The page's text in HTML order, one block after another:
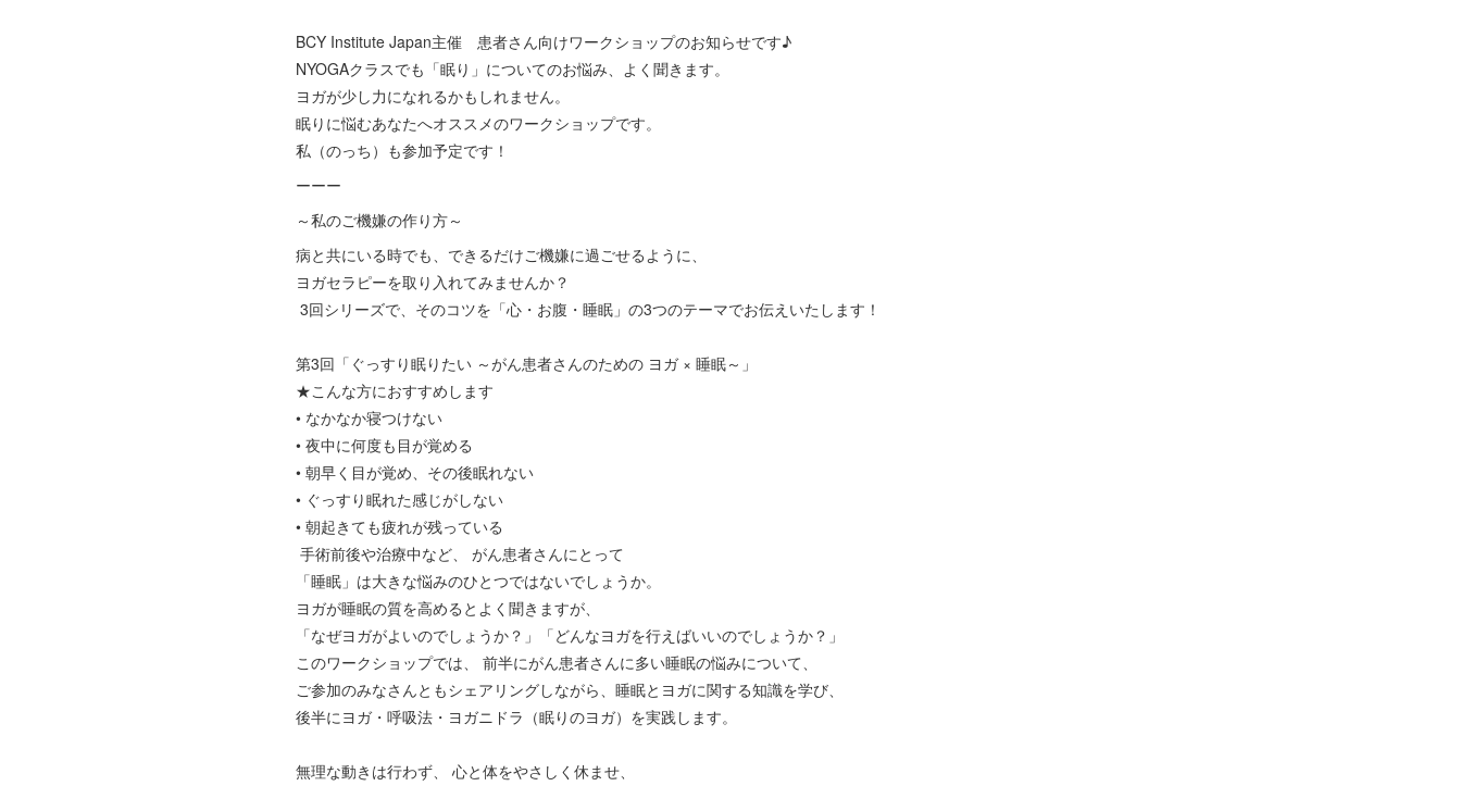
BCY Institute Japan主催 患者さん向けワークショップのお知らせです♪
NYOGAクラスでも「眠り」についてのお悩み、よく聞きます。
ヨガが少し力になれるかもしれません。
眠りに悩むあなたへオススメのワークショップです。
私（のっち）も参加予定です！
ーーー
～私のご機嫌の作り方～
病と共にいる時でも、できるだけご機嫌に過ごせるように、
ヨガセラピーを取り入れてみませんか？
3回シリーズで、そのコツを「心・お腹・睡眠」の3つのテーマでお伝えいたします！
第3回「ぐっすり眠りたい ～がん患者さんのための ヨガ × 睡眠～」
★こんな方におすすめします
• なかなか寝つけない
• 夜中に何度も目が覚める
• 朝早く目が覚め、その後眠れない
• ぐっすり眠れた感じがしない
• 朝起きても疲れが残っている
手術前後や治療中など、 がん患者さんにとって
「睡眠」は大きな悩みのひとつではないでしょうか。
ヨガが睡眠の質を高めるとよく聞きますが、
「なぜヨガがよいのでしょうか？」「どんなヨガを行えばいいのでしょうか？」
このワークショップでは、 前半にがん患者さんに多い睡眠の悩みについて、
ご参加のみなさんともシェアリングしながら、睡眠とヨガに関する知識を学び、
後半にヨガ・呼吸法・ヨガニドラ（眠りのヨガ）を実践します。
無理な動きは行わず、 心と体をやさしく休ませ、